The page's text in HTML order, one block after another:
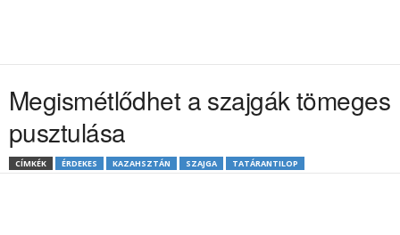
Megismétlődhet a szajgák tömeges
pusztulása
CÍMKÉK ÉRDEKES KAZAHSZTÁN SZAJGA TATÁRANTILOP